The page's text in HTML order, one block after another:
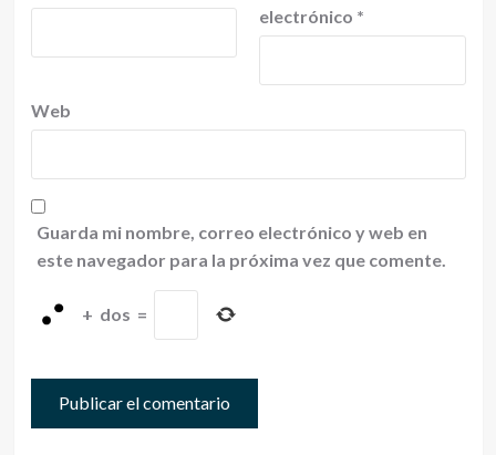
electrónico *
Web
Guarda mi nombre, correo electrónico y web en
este navegador para la próxima vez que comente.
+ dos =